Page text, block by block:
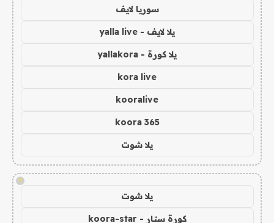
سوريا لايف
يلا لايف - yalla live
يلا كورة - yallakora
kora live
kooralive
koora 365
يلا شوت
!
يلا شوت
كورة ستار - koora-star